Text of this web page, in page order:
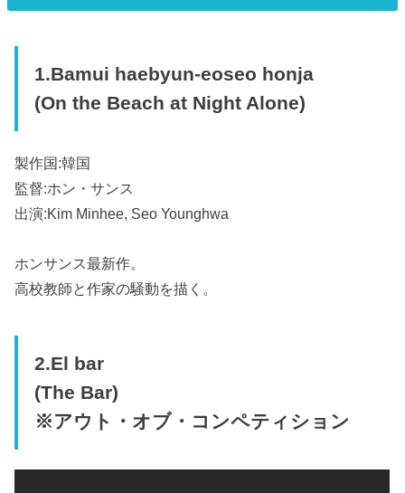
1.Bamui haebyun-eoseo honja
(On the Beach at Night Alone)
製作国:韓国
監督:ホン・サンス
出演:Kim Minhee, Seo Younghwa
ホンサンス最新作。
高校教師と作家の騒動を描く。
2.El bar
(The Bar)
※アウト・オブ・コンペティション